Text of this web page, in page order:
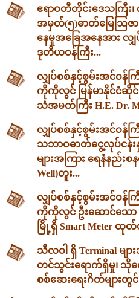
ဧရာဝတီတိုင်းဒေသကြီး
အမှတ်(၅)ဓာတ်မြေ
နေမှုအခြေအနေအား လျှ
ဒုတိယဝန်ကြီး...
လျှပ်စစ်နှင့်စွမ်းအင်ဝန်ကြီ
ကိုကိုလွင် မြန်မာနိုင်ငံဆိုင်
သံအမတ်ကြီး H.E. Dr.
လျှပ်စစ်နှင့်စွမ်းအင်ဝန်ကြီ
သဘာဝဓာတ်ငွေ့လုပ်ငန်းနှ
များအကြား ရေနံနည်းစ
Well)တူး...
လျှပ်စစ်နှင့်စွမ်းအင်ဝန်ကြီ
ကိုကိုလွင် ဦးဆောင်သေ
မြို့ရှိ Smart Meter
သီလဝါ ရှိ Terminal မျ
တင်သွင်းရောက်ရှိမှု၊ သိုလှ
စစ်ဆေးရေးဂိတ်များတွ